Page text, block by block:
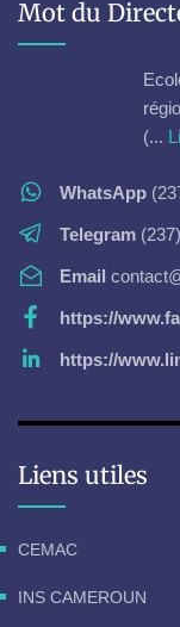
Mot du
(...
WhatsApp
Telegram
Email
https://
https://
Liens utiles
CEMAC
INS CAMEROUN